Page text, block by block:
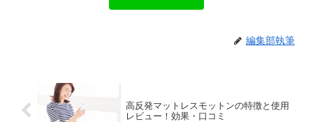
編集部執筆
高反発マットレスモットンの特徴と使用
レビュー！効果・口コミ